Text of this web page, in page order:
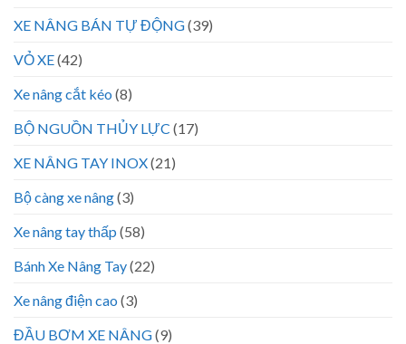
XE NÂNG BÁN TỰ ĐỘNG(39)
VỎ XE(42)
Xe nâng cắt kéo (8)
BỘ NGUỒN THỦY LỰC (17)
XE NÂNG TAY INOX(21)
Bộ càng xe nâng(3)
Xe nâng tay thấp (58)
Bánh Xe Nâng Tay(22)
Xe nâng điện cao (3)
ĐẦU BƠM XE NÂNG(9)